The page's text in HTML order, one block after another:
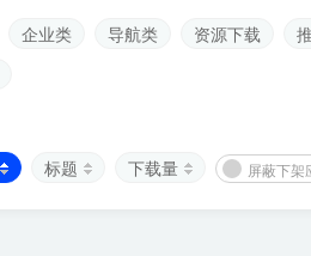
企业类 导航类 资源下载
标题 下载量 屏蔽下架